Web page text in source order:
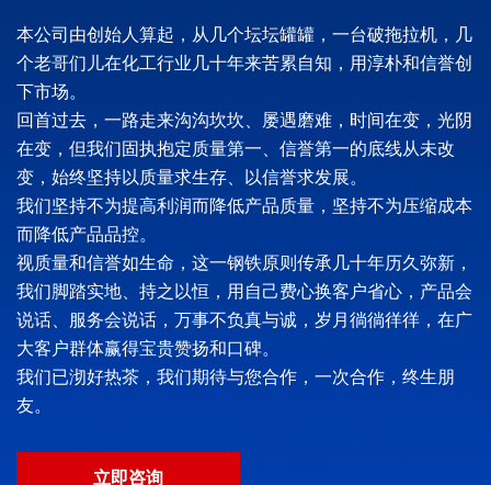
本公司由创始人算起，从几个坛坛罐罐，一台破拖拉机，几
个老哥们儿在化工行业几十年来苦累自知，用淳朴和信誉创
下市场。
回首过去，一路走来沟沟坎坎、屡遇磨难，时间在变，光阴
在变，但我们固执抱定质量第一、信誉第一的底线从未改
变，始终坚持以质量求生存、以信誉求发展。
我们坚持不为提高利润而降低产品质量，坚持不为压缩成本
而降低产品品控。
视质量和信誉如生命，这一钢铁原则传承几十年历久弥新，
我们脚踏实地、持之以恒，用自己费心换客户省心，产品会
说话、服务会说话，万事不负真与诚，岁月徜徜徉徉，在广
大客户群体赢得宝贵赞扬和口碑。
我们已沏好热茶，我们期待与您合作，一次合作，终生朋
友。
立即咨询